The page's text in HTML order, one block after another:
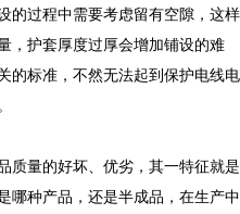
的过程中需要考虑留有空隙，这样
，护套厚度过厚会增加铺设的难
的标准，不然无法起到保护电线电
质量的好坏、优劣，其一特征就是
哪种产品，还是半成品，在生产中